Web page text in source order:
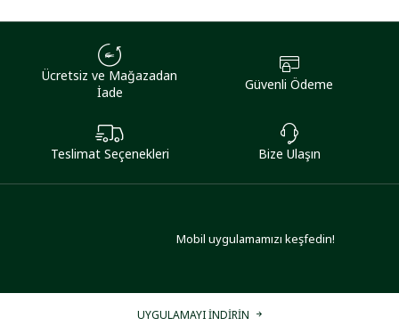
Ücretsiz ve Mağazadan
İade
Güvenli Ödeme
Teslimat Seçenekleri Bize Ulaşın
Mobil uygulamamızı keşfedin!
UYGULAMAYI İNDİRİN